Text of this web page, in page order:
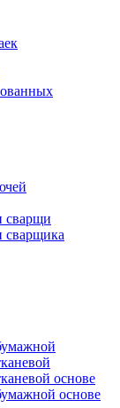
сварщи
сварщика
основе
основе